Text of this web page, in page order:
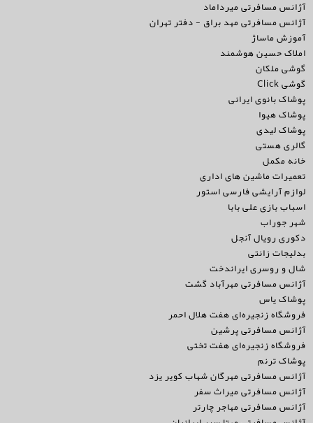
آژانس مسافرتی میرداماد
آژانس مسافرتی مهد براق - دفتر تهران
آموزش ماساژ
املاک حسین هوشمند
گوشی ملکان
گوشی Click
پوشاک بانوی ایرانی
پوشاک هیوا
پوشاک لیدی
گالری هستی
خانه مکمل
تعمیرات ماشین های اداری
لوازم آرایشی فارسی استور
اسباب بازی علی بابا
شهر جوراب
دکوری رویال آنجل
بدلیجات زانتی
شال و روسری ایراندخت
آژانس مسافرتی مهرآباد گشت
پوشاک یاس
فروشگاه زنجیره‌ای هفت هلال احمر
آژانس مسافرتی پرشین
فروشگاه زنجیره‌ای هفت تختی
پوشاک ترنم
آژانس مسافرتی مهرگان شهاب کویر یزد
آژانس مسافرتی میراث سفر
آژانس مسافرتی مهاجر چارتر